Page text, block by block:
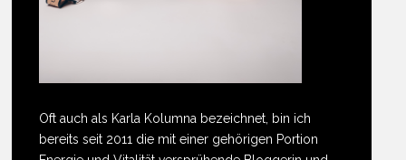
Oft auch als Karla Kolumna bezeichnet, bin ich
bereits seit 2011 die mit einer gehörigen Portion